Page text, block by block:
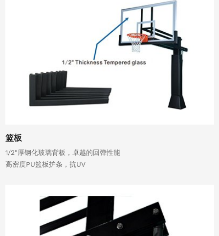
篮板
1/2"厚钢化玻璃背板，卓越的回弹性能
高密度PU篮板护条，抗UV